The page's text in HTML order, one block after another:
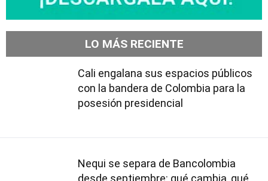
LO MÁS RECIENTE
Cali engalana sus espacios públicos
con la bandera de Colombia para la
posesión presidencial
Nequi se separa de Bancolombia
desde septiembre: qué cambia, qué